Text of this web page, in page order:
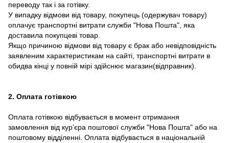
переводу так і за готівку.
У випадку відмови від товару, покупець (одержувач товару)
оплачує транспортні витрати служби "Нова Пошта", яка
доставила покупцеві товар.
Якщо причиною відмови від товару є брак або невідповідність
заявленим характеристикам на сайті, транспортні витрати в
обидва кінці у повній мірі здійснює магазин(відправник).
2. Оплата готівкою
Оплата готівкою відбувається в момент отримання
замовлення від курʼєра поштової служби "Нова Пошта" або на
поштовому відділенні. Оплата відбувається в національній